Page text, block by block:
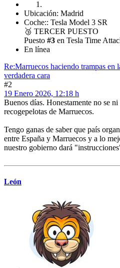
Ubicación: Madrid
Coche:: Tesla Model 3 SR
🥉 TERCER PUESTO
Puesto #3 en Tesla Time
En línea
Re:Marruecos haciendo trampas en
verdadera cara
#2
19 Enero 2026, 12:18 h
Buenos días. Honestamente no se
recogepelotas de Marruecos.
Tengo ganas de saber que país
entre España y Marruecos y a lo
nuestro gobierno dará
León